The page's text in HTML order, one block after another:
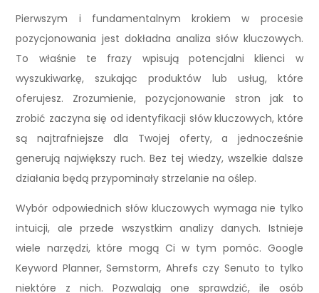
Pierwszym i fundamentalnym krokiem w procesie
pozycjonowania jest dokładna analiza słów kluczowych.
To właśnie te frazy wpisują potencjalni klienci w
wyszukiwarkę, szukając produktów lub usług, które
oferujesz. Zrozumienie, pozycjonowanie stron jak to
zrobić zaczyna się od identyfikacji słów kluczowych, które
są najtrafniejsze dla Twojej oferty, a jednocześnie
generują największy ruch. Bez tej wiedzy, wszelkie dalsze
działania będą przypominały strzelanie na oślep.
Wybór odpowiednich słów kluczowych wymaga nie tylko
intuicji, ale przede wszystkim analizy danych. Istnieje
wiele narzędzi, które mogą Ci w tym pomóc. Google
Keyword Planner, Semstorm, Ahrefs czy Senuto to tylko
niektóre z nich. Pozwalają one sprawdzić, ile osób